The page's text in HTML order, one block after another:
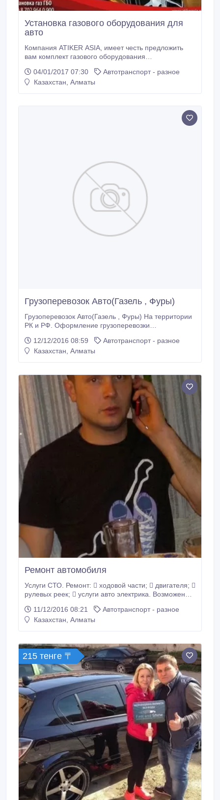
Установка газового оборудования для
авто
Компания ATIKER ASIA, имеет честь предложить
вам комплект газового оборудования
ассортименте газового оборудования, производства
Республики Турции, (марки Atiker), так же установку
04/01/2017 07:30
Автотранспорт - разное
Казахстан, Алматы
Грузоперевозок Авто(Газель , Фуры)
Грузоперевозок Авто(Газель , Фуры) На территории
РК и РФ. Оформление грузоперевозки
нормативными актами, с учётом транзитных
деклараций. 8 775 716 90 06 (ватцап).
12/12/2016 08:59
Автотранспорт - разное
Казахстан, Алматы
Ремонт автомобиля
Услуги СТО. Ремонт:  ходовой части;  двигателя; 
рулевых реек;  услуги авто электрика. Возможен
территории Car City) Все марки авто. Тел. +7707
465 28 65 Надежно и качественно. Иван Довженко.
11/12/2016 08:21
Автотранспорт - разное
Казахстан, Алматы
215 тенге 〒